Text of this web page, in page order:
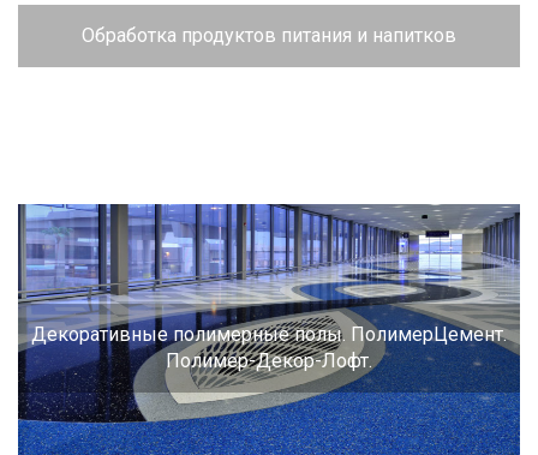
Обработка продуктов питания и напитков
Декоративные полимерные полы. ПолимерЦемент.
Полимер-Декор-Лофт.